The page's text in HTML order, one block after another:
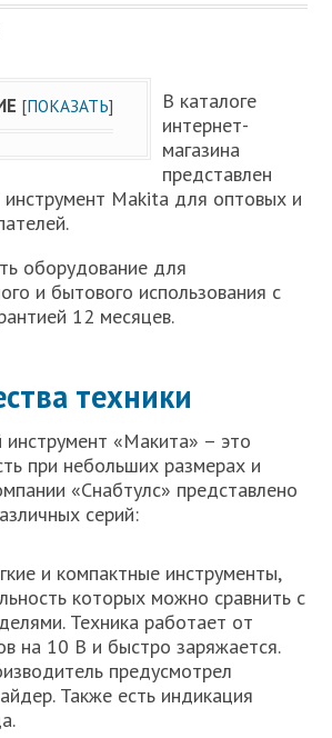
[ПОКАЗАТЬ]
В каталоге
интернет-
магазина
представлен
инструмент Makita для оптовых и
оборудование для
и бытового использования с
12 месяцев.
техники
инструмент «Макита» – это
при небольших размерах и
«Снабтулс» представлено
серий:
и компактные инструменты,
которых можно сравнить с
Техника работает от
на 10 В и быстро заряжается.
предусмотрел
Также есть индикация